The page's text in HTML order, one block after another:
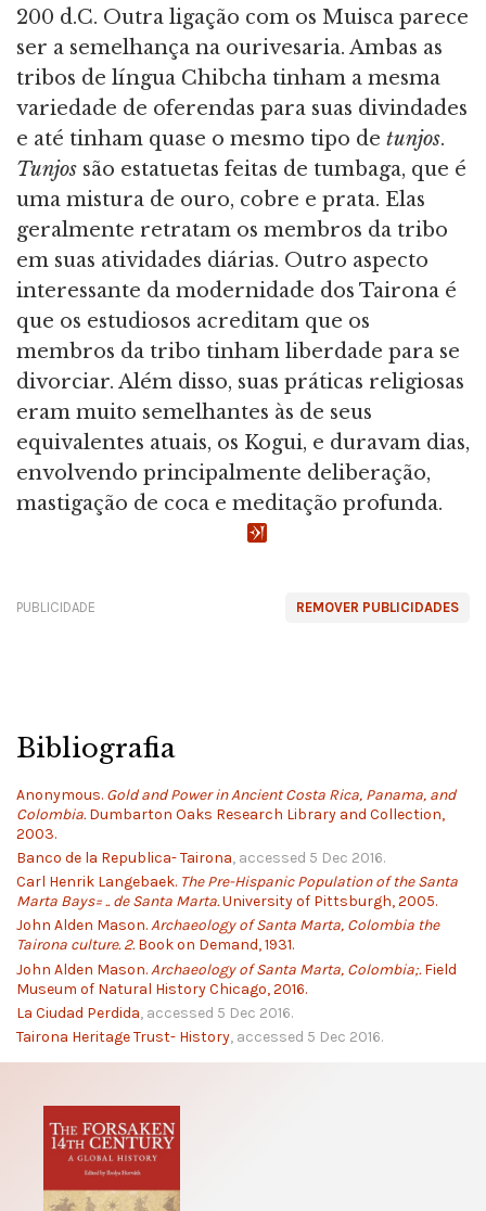
200 d.C. Outra ligação com os Muisca parece
ser a semelhança na ourivesaria. Ambas as
tribos de língua Chibcha tinham a mesma
variedade de oferendas para suas divindades
e até tinham quase o mesmo tipo de tunjos.
Tunjos são estatuetas feitas de tumbaga, que é
uma mistura de ouro, cobre e prata. Elas
geralmente retratam os membros da tribo
em suas atividades diárias. Outro aspecto
interessante da modernidade dos Tairona é
que os estudiosos acreditam que os
membros da tribo tinham liberdade para se
divorciar. Além disso, suas práticas religiosas
eram muito semelhantes às de seus
equivalentes atuais, os Kogui, e duravam dias,
envolvendo principalmente deliberação,
mastigação de coca e meditação profunda.
REMOVER PUBLICIDADES
PUBLICIDADE
Bibliografia
Anonymous. Gold and Power in Ancient Costa Rica, Panama, and
Colombia.Dumbarton Oaks Research Library and Collection,
2003.
Banco de la Republica- Tairona, accessed 5 Dec 2016.
Carl Henrik Langebaek. The Pre-Hispanic Population of the Santa
Marta Bays= .. de Santa Marta.University of Pittsburgh, 2005.
John Alden Mason.Archaeology of Santa Marta, Colombia the
Tairona culture. 2.Book on Demand, 1931.
John Alden Mason.Archaeology of Santa Marta, Colombia;.Field
Museum of Natural History Chicago, 2016.
La Ciudad Perdida, accessed 5 Dec 2016.
Tairona Heritage Trust- History, accessed 5 Dec 2016.